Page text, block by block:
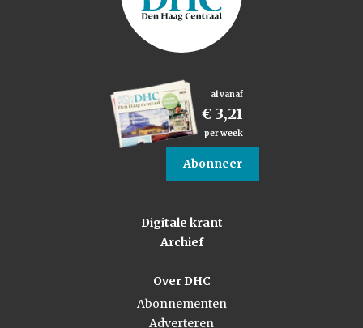
al vanaf
€ 3,21
per week
Abonneer
Digitale krant
Archief
Over DHC
Abonnementen
Adverteren